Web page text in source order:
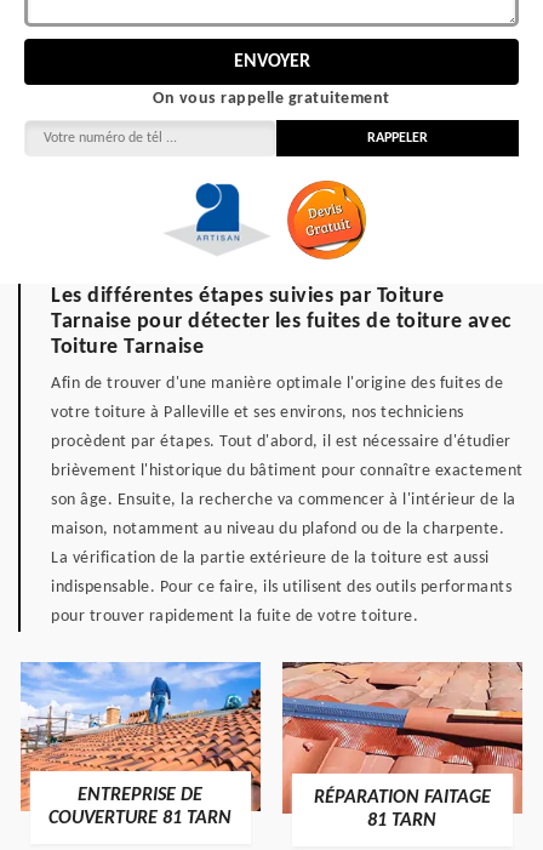
On vous rappelle gratuitement
Les différentes étapes suivies par Toiture
Tarnaise pour détecter les fuites de toiture avec
Toiture Tarnaise
Afin de trouver d'une manière optimale l'origine des fuites de
votre toiture à Palleville et ses environs, nos techniciens
procèdent par étapes. Tout d'abord, il est nécessaire d'étudier
brièvement l'historique du bâtiment pour connaître exactement
son âge. Ensuite, la recherche va commencer à l'intérieur de la
maison, notamment au niveau du plafond ou de la charpente.
La vérification de la partie extérieure de la toiture est aussi
indispensable. Pour ce faire, ils utilisent des outils performants
pour trouver rapidement la fuite de votre toiture.
ENTREPRISE DE
COUVERTURE 81 TARN
RÉPARATION FAITAGE
81 TARN